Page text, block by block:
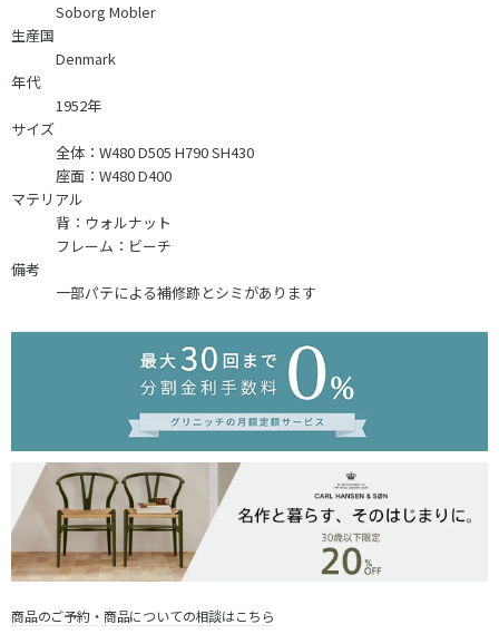
Soborg Mobler
生産国
Denmark
年代
1952年
サイズ
全体：W480 D505 H790 SH430
座面：W480 D400
マテリアル
背：ウォルナット
フレーム：ビーチ
備考
一部パテによる補修跡とシミがあります
商品のご予約・商品についての相談はこちら